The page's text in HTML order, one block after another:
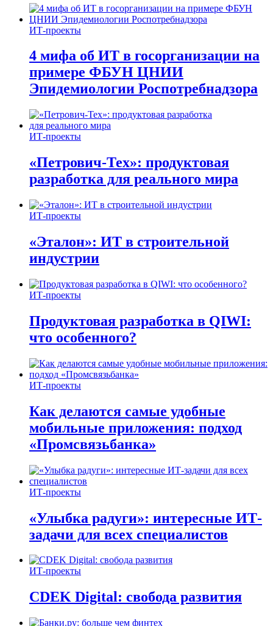
ИТ-проекты
4 мифа об ИТ в госорганизации на
примере ФБУН ЦНИИ
Эпидемиологии Роспотребнадзора
ИТ-проекты
«Петрович-Тех»: продуктовая
разработка для реального мира
ИТ-проекты
«Эталон»: ИТ в строительной
индустрии
ИТ-проекты
Продуктовая разработка в QIWI:
что особенного?
ИТ-проекты
Как делаются самые удобные
мобильные приложения: подход
«Промсвязьбанка»
ИТ-проекты
«Улыбка радуги»: интересные ИТ-
задачи для всех специалистов
ИТ-проекты
CDEK Digital: свобода развития